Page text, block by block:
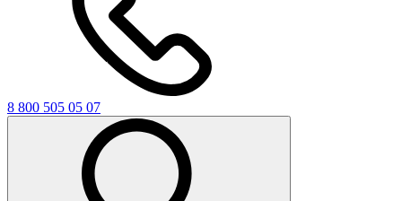
8 800 505 05 07